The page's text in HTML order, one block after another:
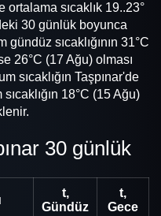
ortalama sıcaklık 19..23°
30 günlük boyunca
sıcaklığının 31°C
26°C (17 Ağu) olması
sıcaklığın Taşpınar'de
18°C (15 Ağu)
30 günlük
t,
Gündüz
t,
Gece